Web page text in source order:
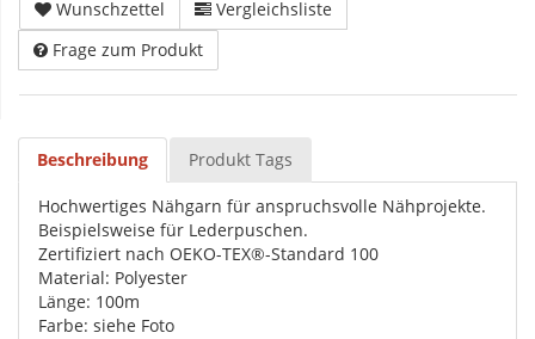
Wunschzettel
Vergleichsliste
Frage zum Produkt
Beschreibung Produkt Tags
Hochwertiges Nähgarn für anspruchsvolle Nähprojekte.
Beispielsweise für Lederpuschen.
Zertifiziert nach OEKO-TEX®-Standard 100
Material: Polyester
Länge: 100m
Farbe: siehe Foto